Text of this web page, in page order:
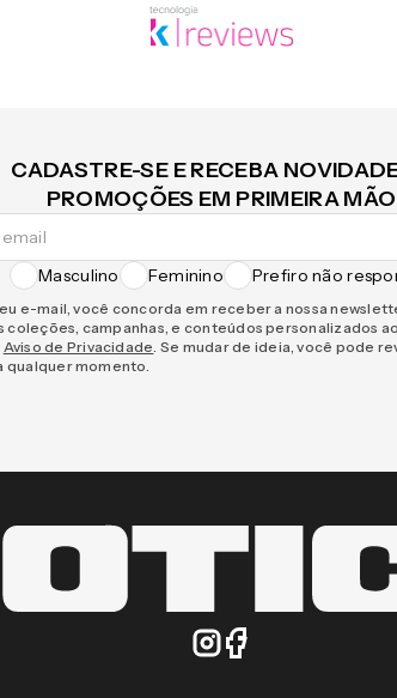
CADASTRE-SE E RECEBA
PROMOÇÕES EM PRIMEIRA MÃO
Masculino Feminino Prefiro não
e-mail, você concorda em receber a nossa
coleções, campanhas, e conteúdos personalizados
Aviso de Privacidade. Se mudar de ideia, você pode
qualquer momento.